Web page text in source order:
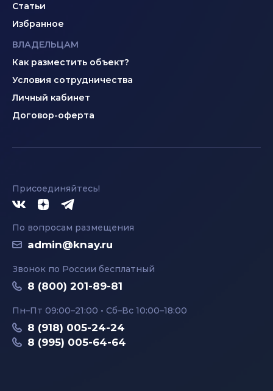
Статьи
Избранное
ВЛАДЕЛЬЦАМ
Как разместить объект?
Условия сотрудничества
Личный кабинет
Договор-оферта
Присоединяйтесь!
По вопросам размещения
admin@knay.ru
Звонок по России бесплатный
8 (800) 201-89-81
Пн–Пт 09:00–21:00 • Сб–Вс 10:00–18:00
8 (918) 005-24-24
8 (995) 005-64-64